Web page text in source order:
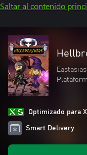
Saltar al contenido
Optimizado para
Smart Delivery